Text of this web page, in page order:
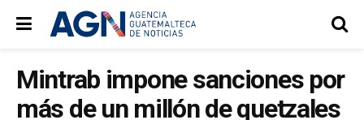
Mintrab impone sanciones por
más de un millón de quetzales